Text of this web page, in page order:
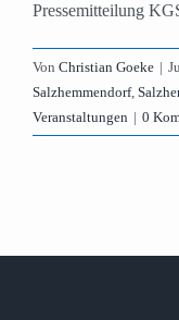
Pressemitteilung
Von Christian Goeke |
Salzhemmendorf,
Veranstaltungen | 0